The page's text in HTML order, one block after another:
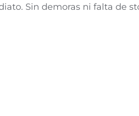
Sin demoras ni falta de